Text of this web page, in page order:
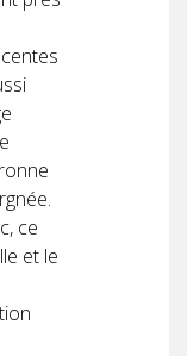
ce
et le